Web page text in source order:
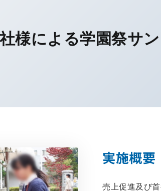
様による学園祭サ
実施概要
売上促進及び